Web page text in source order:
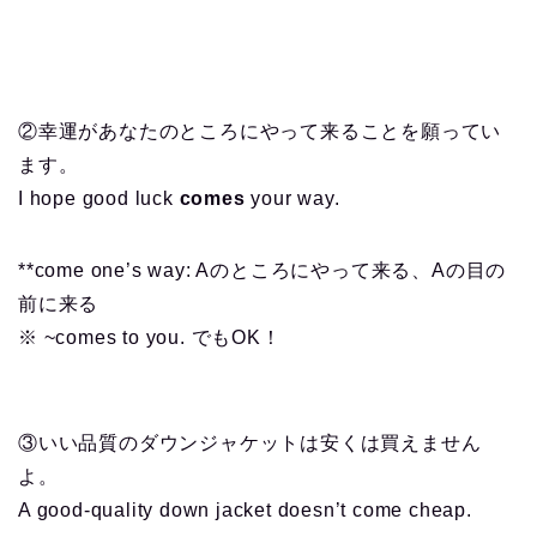
②幸運があなたのところにやって来ることを願ってい
ます。
I hope good luck comesyour way.
**come one’s way: Aのところにやって来る、Aの目の
前に来る
※ ~comes to you. でもOK！
③いい品質のダウンジャケットは安くは買えません
よ。
A good-quality down jacket doesn’t come cheap.